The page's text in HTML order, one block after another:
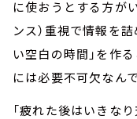
に使おうとする方が
ンス）重視で情報を
い空白の時間」を作
には必要不可欠なんで
「疲れた後はいきな